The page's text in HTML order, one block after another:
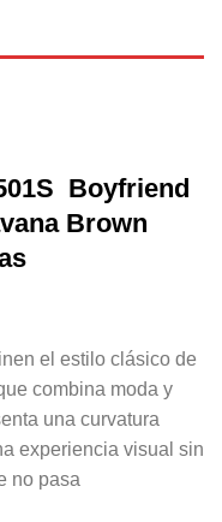
Boyfriend
Brown
el estilo clásico de
combina moda y
una curvatura
experiencia visual sin
no pasa